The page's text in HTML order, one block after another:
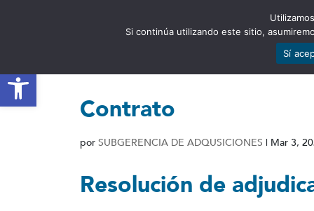
Abrir barra de herramientas
Contrato
por SUBGERENCIA DE ADQUSICIONES | Mar 3,
Resolución de
Si continúa utilizando este sitio,
Sí